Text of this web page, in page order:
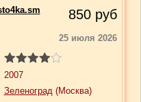
850 руб
25 июля 2026
2007
Зеленоград(Москва)